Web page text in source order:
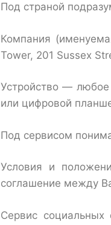
Под страной
Компания
Tower, 201 Sussex
Устройство — любое
или цифровой
Под сервисом
Условия и
соглашение между
Сервис